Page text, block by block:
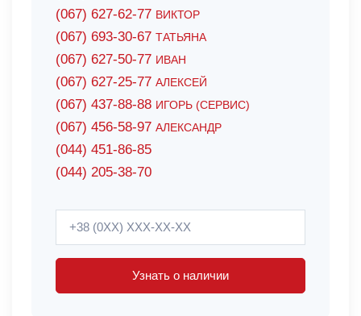
(067) 627-62-77 ВИКТОР
(067) 693-30-67 ТАТЬЯНА
(067) 627-50-77 ИВАН
(067) 627-25-77 АЛЕКСЕЙ
(067) 437-88-88 ИГОРЬ (СЕРВИС)
(067) 456-58-97 АЛЕКСАНДР
(044) 451-86-85
(044) 205-38-70
Узнать о наличии